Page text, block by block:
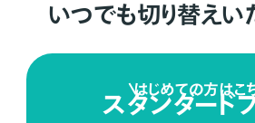
いつでも切り替えい
はじめての方はこ
スタンダード